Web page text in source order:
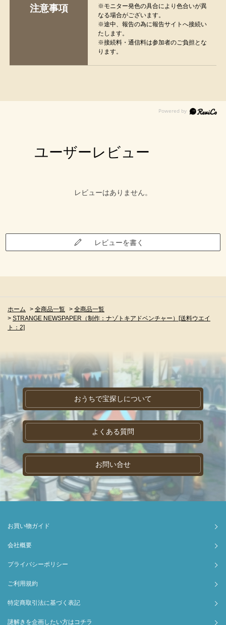
注意事項
※モニター発色の具合により色合いが異
なる場合がございます。
※途中、報告の為に報告サイトへ接続い
たします。
※接続料・通信料は参加者のご負担とな
ります。
ユーザーレビュー
レビューはありません。
レビューを書く
ホーム > 全商品一覧 > 全商品一覧
> STRANGE NEWSPAPER（制作：ナゾトキアドベンチャー）[送料ウエイ
ト：2]
おうちで宝探しについて
よくある質問
お問い合せ
お買い物ガイド
会社概要
プライバシーポリシー
ご利用規約
特定商取引法に基づく表記
謎解きを企画したい方はコチラ